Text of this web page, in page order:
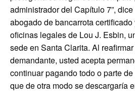
administrador del Capítulo 7”,
abogado de bancarrota
oficinas legales de Lou J. Esbin,
sede en Santa Clarita. Al
demandante, usted acepta
continuar pagando todo o parte
que de otra modo se descargaría